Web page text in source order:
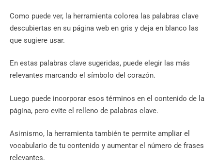
Como puede ver, la herramienta colorea las palabras clave
descubiertas en su página web en gris y deja en blanco las
que sugiere usar.
En estas palabras clave sugeridas, puede elegir las más
relevantes marcando el símbolo del corazón.
Luego puede incorporar esos términos en el contenido de la
página, pero evite el relleno de palabras clave.
Asimismo, la herramienta también te permite ampliar el
vocabulario de tu contenido y aumentar el número de frases
relevantes.